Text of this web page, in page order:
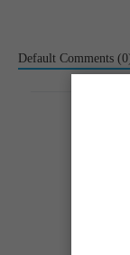
Default Comments